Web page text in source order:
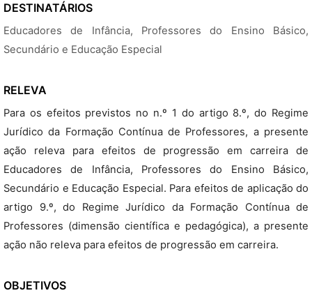
DESTINATÁRIOS
Educadores de Infância, Professores do Ensino Básico,
Secundário e Educação Especial
RELEVA
Para os efeitos previstos no n.º 1 do artigo 8.º, do Regime
Jurídico da Formação Contínua de Professores, a presente
ação releva para efeitos de progressão em carreira de
Educadores de Infância, Professores do Ensino Básico,
Secundário e Educação Especial. Para efeitos de aplicação do
artigo 9.º, do Regime Jurídico da Formação Contínua de
Professores (dimensão científica e pedagógica), a presente
ação não releva para efeitos de progressão em carreira.
OBJETIVOS